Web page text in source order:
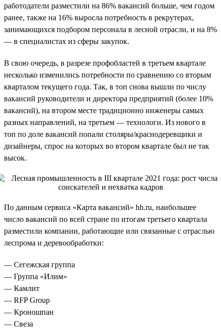
работодатели разместили на 86% вакансий больше, чем годом
ранее, также на 16% выросла потребность в рекрутерах,
занимающихся подбором персонала в лесной отрасли, и на 8%
— в специалистах из сферы закупок.
В свою очередь, в разрезе профобластей в третьем квартале
несколько изменились потребности по сравнению со вторым
кварталом текущего года. Так, в топ снова вышли по числу
вакансий руководители и директора предприятий (более 10%
вакансий), на втором месте традиционно инженеры самых
разных направлений, на третьем — технологи. Из нового в
топ по доле вакансий попали столяры/краснодеревщики и
дизайнеры, спрос на которых во втором квартале был не так
высок.
По данным сервиса «Карта вакансий» hh.ru, наибольшее
число вакансий по всей стране по итогам третьего квартала
разместили компании, работающие или связанные с отраслью
леспрома и деревообработки:
— Сегежская группа
— Группа «Илим»
— Камлит
— RFP Group
— Кроношпан
— Свеза